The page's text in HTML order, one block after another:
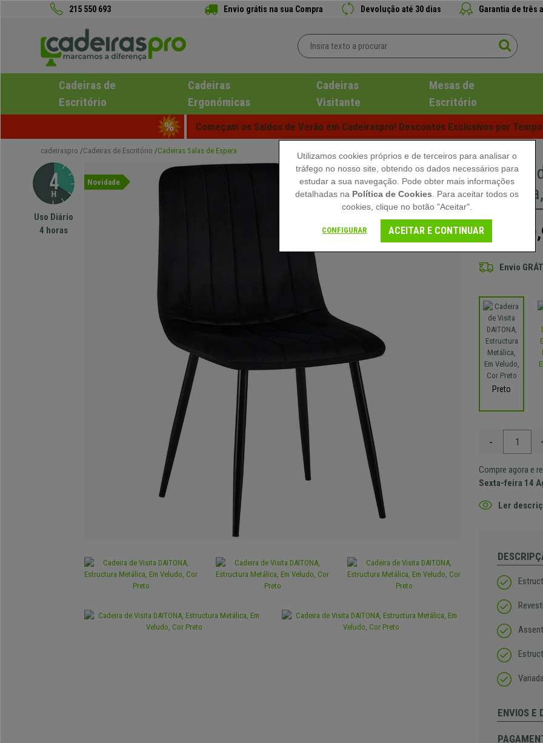
215 550 693 Envio grátis na sua Compra Devolução até 30 dias Garantia de três
Cadeiras de
Escritório
Cadeiras
Ergonómicas
Cadeiras
Visitante
Mesas de
Escritório
Começam os Saldos de Verão em Cadeiraspro! Descontos Exclusivos por
cadeiraspro Cadeiras de Escritório Cadeiras Salas de Espera
Uso Diário
4 horas
Novidade
Cadeira
129,90 €
Envio
Preto
-
Compre agora e
Sexta-feira 14
Ler
ENVIOS E
Utilizamos cookies próprios e de terceiros para analisar o
tráfego no nosso site, obtendo os dados necessários para
estudar a sua navegação. Pode obter mais informações
detalhadas na Política de Cookies . Para aceitar todos os
cookies, clique no botão "Aceitar".
CONFIGURAR ACEITAR E CONTINUAR